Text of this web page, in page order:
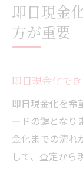
即日現金
方が重要
即日現金化で
即日現金化を希
ードの鍵となり
金化までの流れ
して、査定から